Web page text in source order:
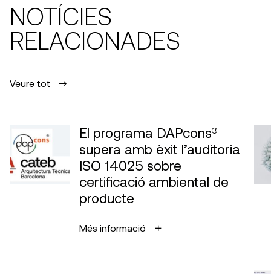
NOTÍCIES
RELACIONADES
Veure tot
El programa DAPcons®
supera amb èxit l’auditoria
ISO 14025 sobre
certificació ambiental de
producte
Més informació